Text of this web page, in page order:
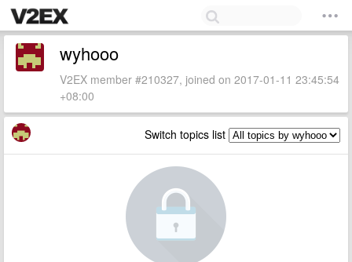
wyhooo
V2EX member #210327, joined on 2017-01-11 23:45:54
+08:00
Switch topics list